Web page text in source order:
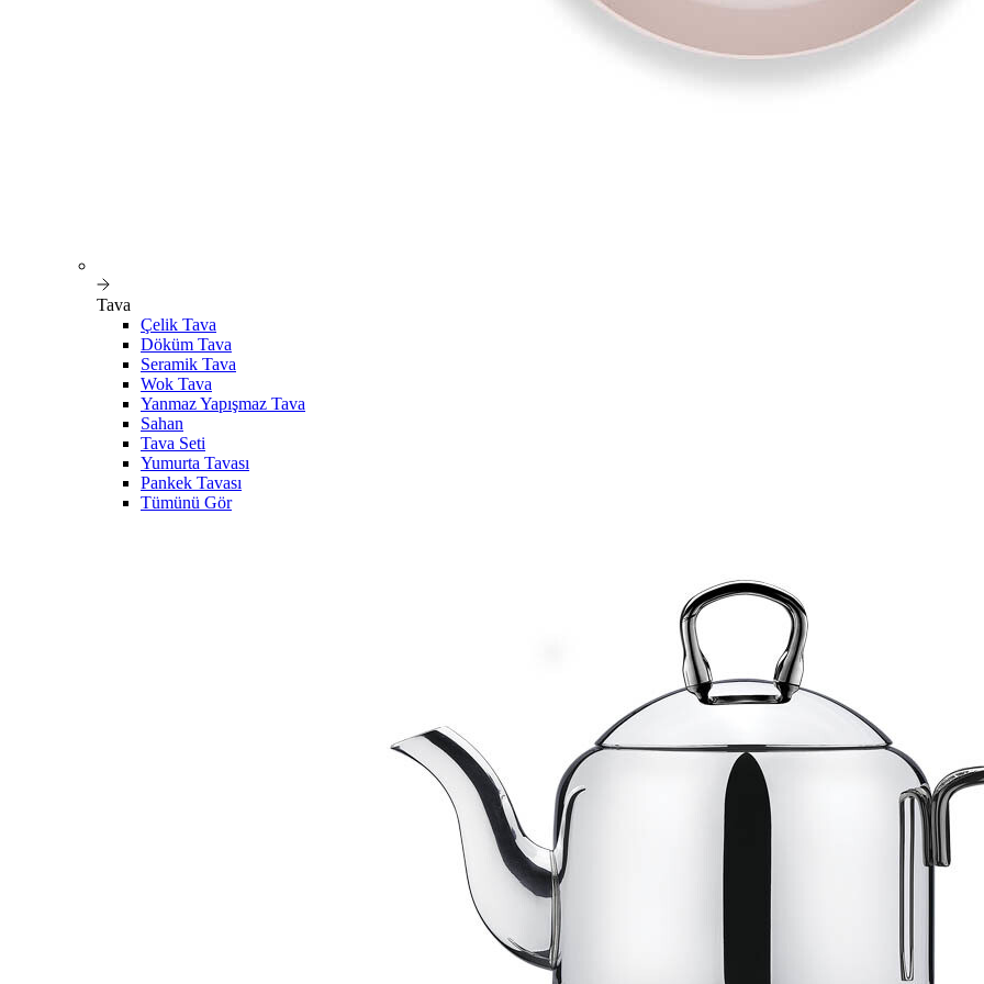
Tava
Çelik Tava
Döküm Tava
Seramik Tava
Wok Tava
Yanmaz Yapışmaz Tava
Sahan
Tava Seti
Yumurta Tavası
Pankek Tavası
Tümünü Gör